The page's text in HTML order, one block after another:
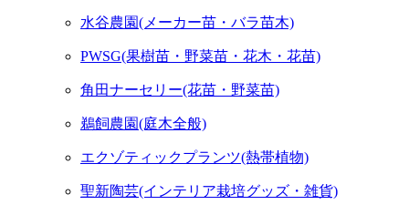
水谷農園(メーカー苗・バラ苗木)
PWSG(果樹苗・野菜苗・花木・花苗)
角田ナーセリー(花苗・野菜苗)
鵜飼農園(庭木全般)
エクゾティックプランツ(熱帯植物)
聖新陶芸(インテリア栽培グッズ・雑貨)